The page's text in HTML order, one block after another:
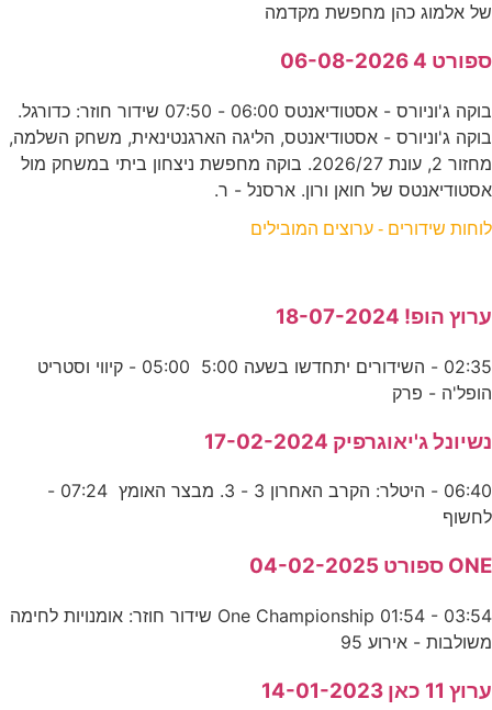
של אלמוג כהן מחפשת מקדמה
ספורט 4 06-08-2026
בוקה ג'וניורס - אסטודיאנטס 06:00 - 07:50 שידור חוזר: כדורגל.
בוקה ג'וניורס - אסטודיאנטס, הליגה הארגנטינאית, משחק השלמה,
מחזור 2, עונת 2026/27. בוקה מחפשת ניצחון ביתי במשחק מול
אסטודיאנטס של חואן ורון. ארסנל - ר.
לוחות שידורים - ערוצים המובילים
ערוץ הופ! 18-07-2024
02:35 - השידורים יתחדשו בשעה 5:00 05:00 - קיווי וסטריט
הופל'ה - פרק
נשיונל ג'יאוגרפיק 17-02-2024
06:40 - היטלר: הקרב האחרון 3 - 3. מבצר האומץ 07:24 -
לחשוף
ONE ספורט 04-02-2025
One Championship 01:54 - 03:54 שידור חוזר: אומנויות לחימה
משולבות - אירוע 95
ערוץ 11 כאן 14-01-2023